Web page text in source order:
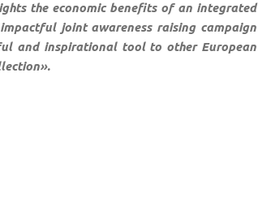
the economic benefits of an integrated
joint awareness raising campaign
and inspirational tool to other European